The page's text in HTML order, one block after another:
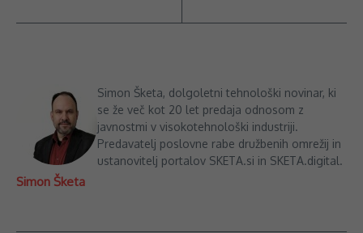
Simon Šketa
Simon Šketa, dolgoletni tehnološki novinar, ki
se že več kot 20 let predaja odnosom z
javnostmi v visokotehnološki industriji.
Predavatelj poslovne rabe družbenih omrežij in
ustanovitelj portalov SKETA.si in SKETA.digital.